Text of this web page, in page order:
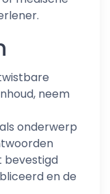
neem
onderwerp
bevestigd
en de